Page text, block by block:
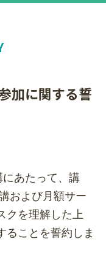
加に関する誓
あたって、講
および月額サー
クを理解した上
ることを誓約しま